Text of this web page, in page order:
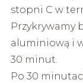
stopni C w
Przykrywamy
aluminiową i
30 minut.
Po 30